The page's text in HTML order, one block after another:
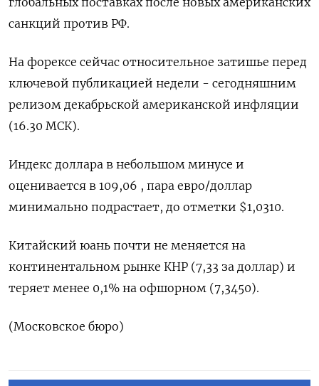
санкций против РФ.
На форексе сейчас относительное затишье перед
ключевой публикацией недели - сегодняшним
релизом декабрьской американской инфляции
(16.30 МСК).
Индекс доллара в небольшом минусе и
оценивается в 109,06 , пара евро/доллар
минимально подрастает, до отметки $1,0310.
Китайский юань почти не меняется на
континентальном рынке КНР (7,33 за доллар) и
теряет менее 0,1% на офшорном (7,3450).
(Московское бюро)